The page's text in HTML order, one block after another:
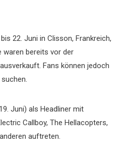
22. Juni in Clisson, Frankreich,
waren bereits vor der
Fans können jedoch
Juni) als Headliner mit
Callboy, The Hellacopters,
auftreten.